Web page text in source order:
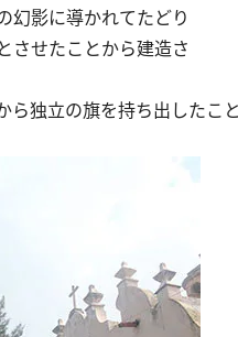
幻影に導かれてたどり
させたことから建造さ
独立の旗を持ち出したこ